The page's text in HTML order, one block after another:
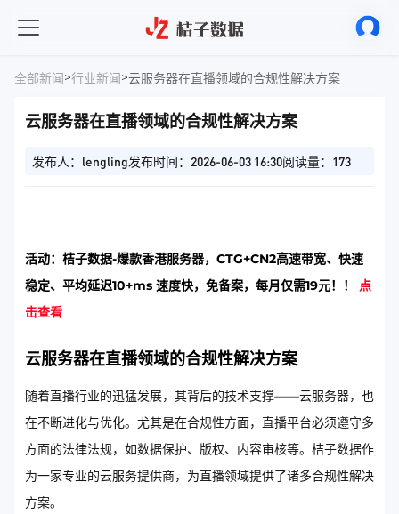
全部新闻>行业新闻>云服务器在直播领域的合规性解决方案
云服务器在直播领域的合规性解决方案
发布人：lengling发布时间：2026-06-03 16:30阅读量：173
活动：桔子数据-爆款香港服务器，CTG+CN2高速带宽、快速
稳定、平均延迟10+ms 速度快，免备案，每月仅需19元！！ 点
击查看
云服务器在直播领域的合规性解决方案
随着直播行业的迅猛发展，其背后的技术支撑——云服务器，也
在不断进化与优化。尤其是在合规性方面，直播平台必须遵守多
方面的法律法规，如数据保护、版权、内容审核等。桔子数据作
为一家专业的云服务提供商，为直播领域提供了诸多合规性解决
方案。